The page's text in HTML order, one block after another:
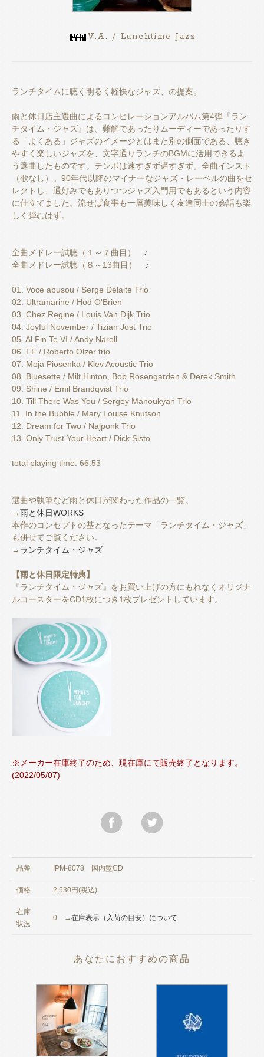
V.A. / Lunchtime Jazz
ランチタイムに聴く明るく軽快なジャズ、の提案。
雨と休日店主選曲によるコンピレーションアルバム第4弾『ラン
チタイム・ジャズ』は、難解であったりムーディーであったりす
る「よくある」ジャズのイメージとはまた別の側面である、聴き
やすく楽しいジャズを、文字通りランチのBGMに活用できるよ
う選曲したものです。テンポは速すぎず遅すぎず。全曲インスト
（歌なし）。90年代以降のマイナーなジャズ・レーベルの曲をセ
レクトし、通好みでもありつつジャズ入門用でもあるという内容
に仕立てました。流せば食事も一層美味しく友達同士の会話も楽
しく弾むはず。
全曲メドレー試聴（１～７曲目）
♪
全曲メドレー試聴（８～13曲目）
♪
01. Voce abusou / Serge Delaite Trio
02. Ultramarine / Hod O'Brien
03. Chez Regine / Louis Van Dijk Trio
04. Joyful November / Tizian Jost Trio
05. Al Fin Te VI / Andy Narell
06. FF / Roberto Olzer trio
07. Moja Piosenka / Kiev Acoustic Trio
08. Bluesette / Milt Hinton, Bob Rosengarden & Derek Smith
09. Shine / Emil Brandqvist Trio
10. Till There Was You / Sergey Manoukyan Trio
11. In the Bubble / Mary Louise Knutson
12. Dream for Two / Najponk Trio
13. Only Trust Your Heart / Dick Sisto
total playing time: 66:53
選曲や執筆など雨と休日が関わった作品の一覧。
→雨と休日WORKS
本作のコンセプトの基となったテーマ「ランチタイム・ジャズ」
も併せてご覧ください。
→ ランチタイム・ジャズ
【雨と休日限定特典】
『ランチタイム・ジャズ』をお買い上げの方にもれなくオリジナ
ルコースターをCD1枚につき1枚プレゼントしています。
※メーカー在庫終了のため、現在庫にて販売終了となります。
(2022/05/07)
品番 IPM-8078 国内盤CD
価格 2,530円(税込)
在庫
状況
0 →在庫表示（入荷の目安）について
あなたにおすすめの商品